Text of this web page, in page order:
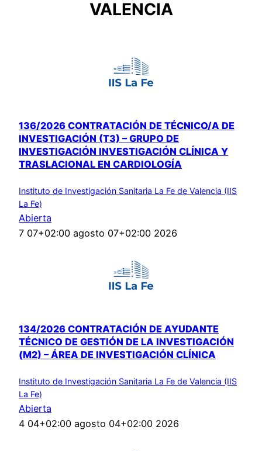
VALENCIA
136/2026 CONTRATACIÓN DE TÉCNICO/A DE
INVESTIGACIÓN (T3) – GRUPO DE
INVESTIGACIÓN INVESTIGACIÓN CLÍNICA Y
TRASLACIONAL EN CARDIOLOGÍA
Instituto de Investigación Sanitaria La Fe de Valencia (IIS
La Fe)
Abierta
7 07+02:00 agosto 07+02:00 2026
134/2026 CONTRATACIÓN DE AYUDANTE
TÉCNICO DE GESTIÓN DE LA INVESTIGACIÓN
(M2) – ÁREA DE INVESTIGACIÓN CLÍNICA
Instituto de Investigación Sanitaria La Fe de Valencia (IIS
La Fe)
Abierta
4 04+02:00 agosto 04+02:00 2026